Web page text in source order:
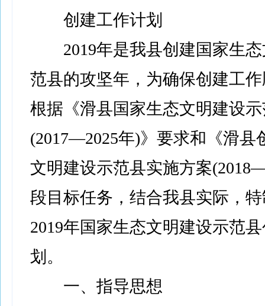
创建工作计划
2019年是我县创建国家生态
范县的攻坚年，为确保创建工
根据《滑县国家生态文明建设
(2017—2025年)》要求和《滑县
文明建设示范县实施方案
段目标任务，结合我县实际，
2019年国家生态文明建设示范
划。
一、指导思想